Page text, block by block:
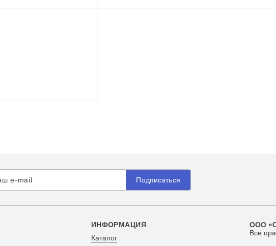
Подписаться
ИНФОРМАЦИЯ
Каталог
ООО
Все